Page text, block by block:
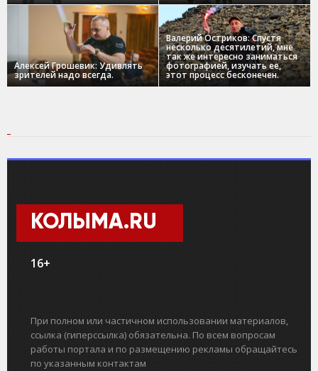
Алексей Грошевик: Удивлять
зрителей надо всегда.
Валерий Остриков: Спустя
несколько десятилетий, мне
так же интересно заниматься
фотографией, изучать ее,
этот процесс бесконечен.
КОЛЫМА.RU
16+
При полном или частичном использовании материалов,
ссылка (гиперссылка) обязательна. По всем вопросам
работы портала и по размещению рекламы обращайтесь
по указанным контактам